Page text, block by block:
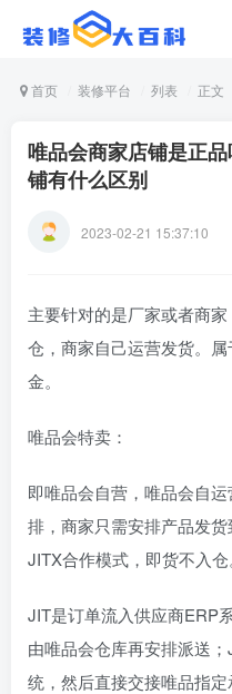
首页 装修平台 列表 正文
唯品会商家店铺是正
铺有什么区别
2023-02-21 15:37:10
主要针对的是厂家或者商
仓，商家自己运营发货。
金。
唯品会特卖：
即唯品会自营，唯品会自
排，商家只需安排产品发
JITX合作模式，即货不入仓
JIT是订单流入供应商ERP
由唯品会仓库再安排派送
统，然后直接交接唯品指